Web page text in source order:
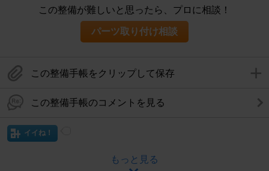
この整備が難しいと思ったら、プロに相談！
パーツ取り付け相談
この整備手帳をクリップして保存
この整備手帳のコメントを見る
イイね！
もっと見る